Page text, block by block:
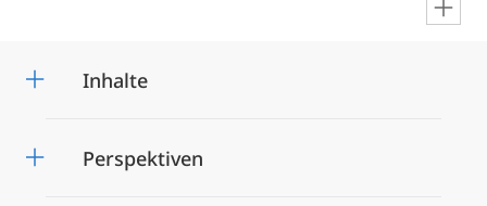
Inhalte
Perspektiven